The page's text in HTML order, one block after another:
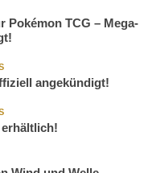
Pokémon TCG – Mega-
angekündigt!